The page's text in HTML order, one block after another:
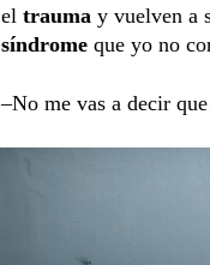
el trauma y vuelven a
síndrome que yo no
–No me vas a decir